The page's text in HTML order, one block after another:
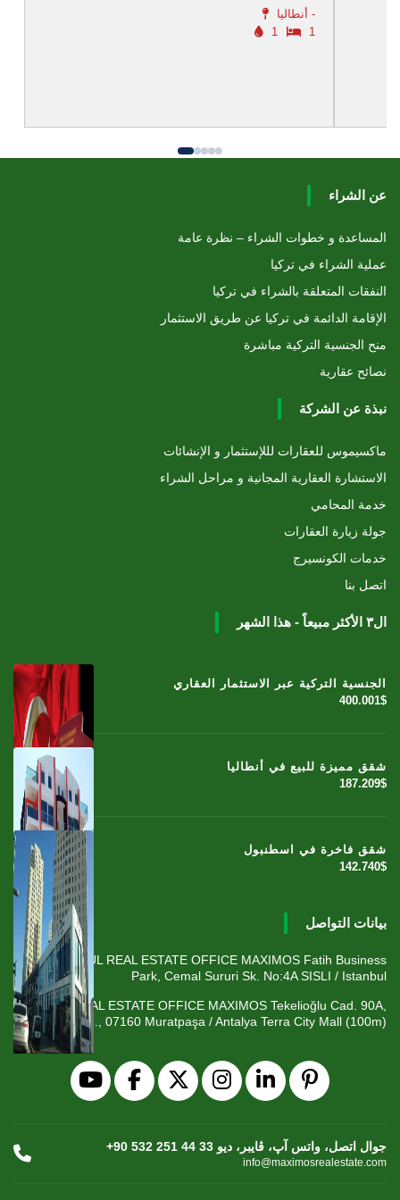
أنطاليا -
1
1
عن الشراء
المساعدة و خطوات الشراء – نظرة عامة
عملية الشراء في تركيا
النفقات المتعلقة بالشراء في تركيا
الإقامة الدائمة في تركيا عن طريق الاستثمار
منح الجنسية التركية مباشرة
نصائح عقارية
نبذة عن الشركة
ماكسيموس للعقارات لللإستثمار و الإنشائات
الاستشارة العقارية المجانية و مراحل الشراء
خدمة المحامي
جولة زيارة العقارات
خدمات الكونسيرج
اتصل بنا
ال٣ الأكثر مبيعاً - هذا الشهر
الجنسية التركية عبر الاستثمار العقاري
400.001$
شقق مميزة للبيع في أنطاليا
187.209$
شقق فاخرة في اسطنبول
142.740$
بيانات التواصل
ISTANBUL REAL ESTATE OFFICE MAXIMOS Fatih Business
Park, Cemal Sururi Sk. No:4A SISLI / Istanbul
ANTALYA REAL ESTATE OFFICE MAXIMOS Tekelioğlu Cad. 90A,
Fener Mah., 07160 Muratpaşa / Antalya Terra City Mall (100m)
+90 532 251 44 33 جوال اتصل، واتس آپ، ڤايبر، ديو
info@maximosrealestate.com